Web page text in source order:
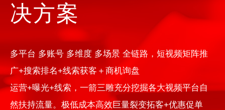
决方案
多平台 多账号 多维度 多场景 全链路，短视频矩阵推
广+搜索排名+线索获客＋商机询盘
运营+曝光+线索，一箭三雕充分挖掘各大视频平台自
然扶持流量。极低成本高效巨量裂变拓客+优惠促单